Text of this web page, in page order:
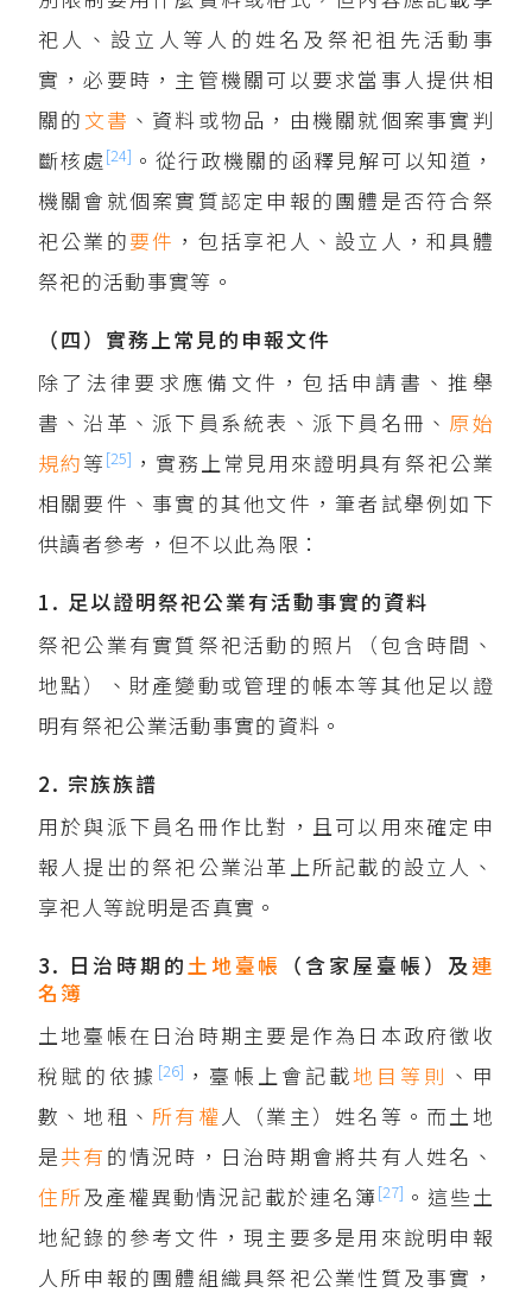
祀人、設立人等人的姓名及祭祀祖先活動事
實，必要時，主管機關可以要求當事人提供相
關的 文書 、資料或物品，由機關就個案事實判
斷核處 [24] 。從行政機關的函釋見解可以知道，
機關會就個案實質認定申報的團體是否符合祭
祀公業的要件 ，包括享祀人、設立人，和具體
祭祀的活動事實等。
（四）實務上常見的申報文件
除了法律要求應備文件，包括申請書、推舉
書、沿革、派下員系統表、派下員名冊、 原始
規約等[25] ，實務上常見用來證明具有祭祀公業
相關要件、事實的其他文件，筆者試舉例如下
供讀者參考，但不以此為限：
1. 足以證明祭祀公業有活動事實的資料
祭祀公業有實質祭祀活動的照片（包含時間、
地點）、財產變動或管理的帳本等其他足以證
明有祭祀公業活動事實的資料。
2. 宗族族譜
用於與派下員名冊作比對，且可以用來確定申
報人提出的祭祀公業沿革上所記載的設立人、
享祀人等說明是否真實。
3. 日治時期的土地臺帳 （含家屋臺帳）及連
名簿
土地臺帳在日治時期主要是作為日本政府徵收
稅賦的依據 [26] ，臺帳上會記載地目等則 、甲
數、地租、所有權人（業主）姓名等。而土地
是共有 的情況時，日治時期會將共有人姓名、
住所及產權異動情況記載於連名簿 [27] 。這些土
地紀錄的參考文件，現主要多是用來說明申報
人所申報的團體組織具祭祀公業性質及事實，